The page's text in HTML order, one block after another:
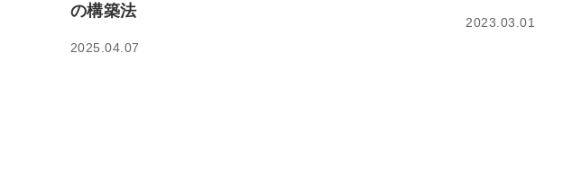
の構築法
2025.04.07
2023.03.01